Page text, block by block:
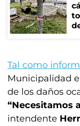
Tal como
Municipalidad
de los daños
“Necesitamos
intendente